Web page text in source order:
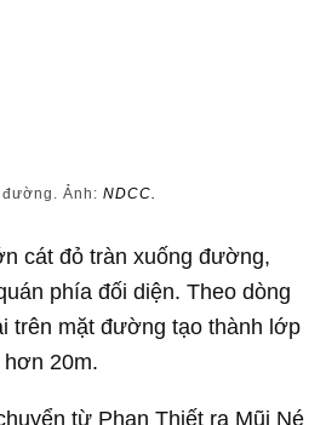
đường. Ảnh:NDCC.
cát đỏ tràn xuống đường,
phía đối diện. Theo dòng
trên mặt đường tạo thành lớp
20m.
từ Phan Thiết ra Mũi Né